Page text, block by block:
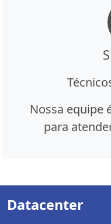
Nossa equipe
para
Datacenter